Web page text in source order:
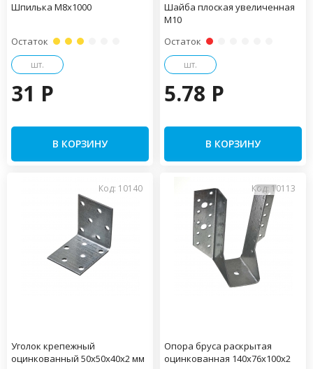
Шпилька М8х1000
Остаток
шт.
31 P
В КОРЗИНУ
Шайба плоская увеличенная
М10
Остаток
шт.
5.78 P
В КОРЗИНУ
Код: 10140
Уголок крепежный
оцинкованный 50х50х40х2 мм
Код: 10113
Опора бруса раскрытая
оцинкованная 140х76х100х2